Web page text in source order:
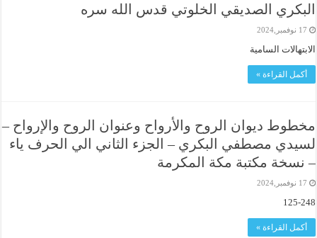
البكري الصديقي الخلوتي قدس الله سره
17 نوفمبر,2024
الابتهالات السامية
أكمل القراءة »
مخطوط ديوان الروح والأرواح وعنوان الروح والإرواح –
لسيدي مصطفي البكري – الجزء الثاني الي الحرف ياء
– نسخة مكتبة مكة المكرمة
17 نوفمبر,2024
125-248
أكمل القراءة »